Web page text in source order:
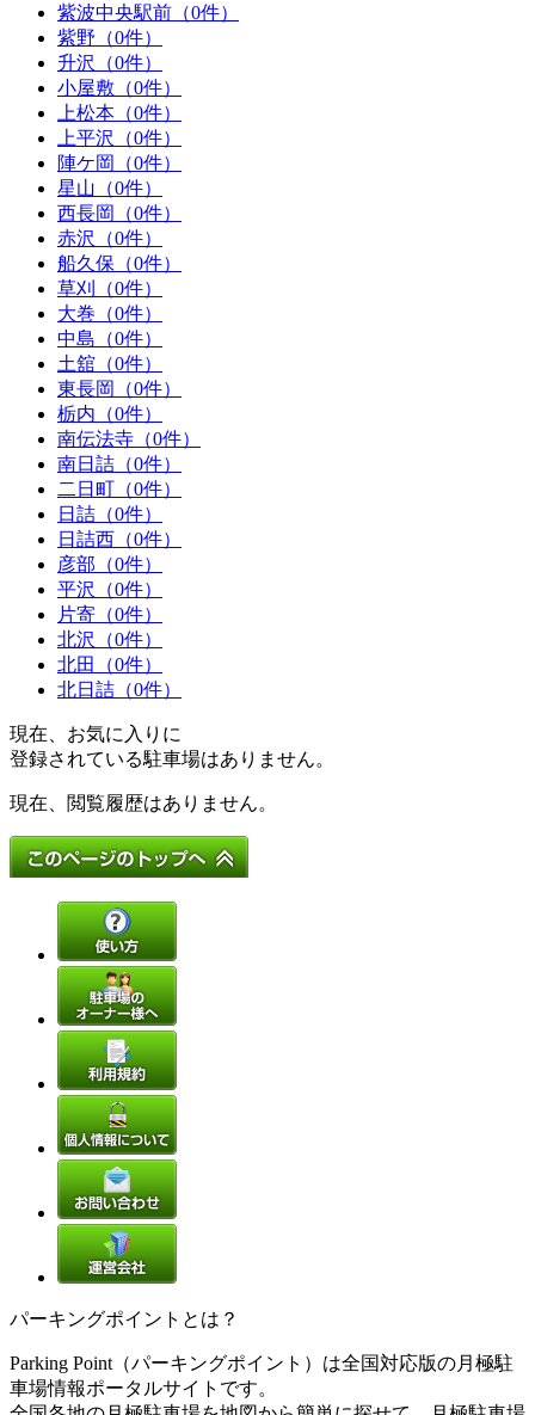
紫波中央駅前（0件）
紫野（0件）
升沢（0件）
小屋敷（0件）
上松本（0件）
上平沢（0件）
陣ケ岡（0件）
星山（0件）
西長岡（0件）
赤沢（0件）
船久保（0件）
草刈（0件）
大巻（0件）
中島（0件）
土舘（0件）
東長岡（0件）
栃内（0件）
南伝法寺（0件）
南日詰（0件）
二日町（0件）
日詰（0件）
日詰西（0件）
彦部（0件）
平沢（0件）
片寄（0件）
北沢（0件）
北田（0件）
北日詰（0件）
現在、お気に入りに
登録されている駐車場はありません。
現在、閲覧履歴はありません。
パーキングポイントとは？
Parking Point（パーキングポイント）は全国対応版の月極駐
車場情報ポータルサイトです。